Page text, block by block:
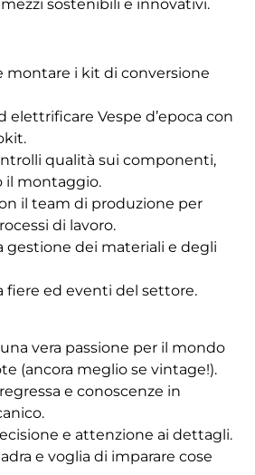
sostenibili e innovativi.
montare i kit di conversione
elettrificare Vespe d’epoca con
qualità sui componenti,
il montaggio.
il team di produzione per
di lavoro.
gestione dei materiali e degli
fiere ed eventi del settore.
vera passione per il mondo
(ancora meglio se vintage!).
e conoscenze in
e attenzione ai dettagli.
e voglia di imparare cose